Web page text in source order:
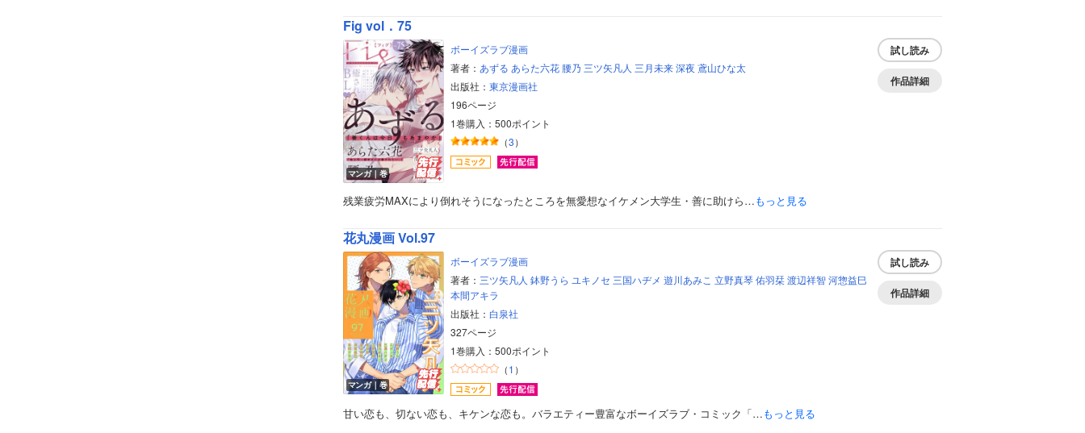
Fig vol．75
マンガ｜巻
ボーイズラブ漫画
著者： あずる あらた六花 腰乃 三ツ矢凡人 三月未来 深夜 鳶山ひな太
出版社： 東京漫画社
196ページ
1巻購入：500ポイント
（3）
試し読み
作品詳細
残業疲労MAXにより倒れそうになったところを無愛想なイケメン大学生・善に助けら…もっと見る
花丸漫画 Vol.97
マンガ｜巻
ボーイズラブ漫画
著者： 三ツ矢凡人 鉢野うら ユキノセ 三国ハヂメ 遊川あみこ 立野真琴 佑羽栞 渡辺祥智 河惣益巳
本間アキラ
出版社： 白泉社
327ページ
1巻購入：500ポイント
（1 ）
試し読み
作品詳細
甘い恋も、切ない恋も、キケンな恋も。バラエティー豊富なボーイズラブ・コミック「…もっと見る